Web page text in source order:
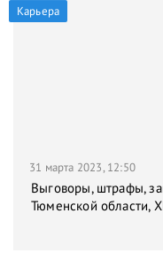
Карьера
31 марта 2023, 12:50
Выговоры, штрафы,
Тюменской области,